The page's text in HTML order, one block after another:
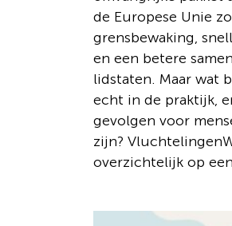
de Europese Unie
grensbewaking,
en een betere
lidstaten. Maar wat
echt in de praktijk,
gevolgen voor
zijn?
overzichtelijk op